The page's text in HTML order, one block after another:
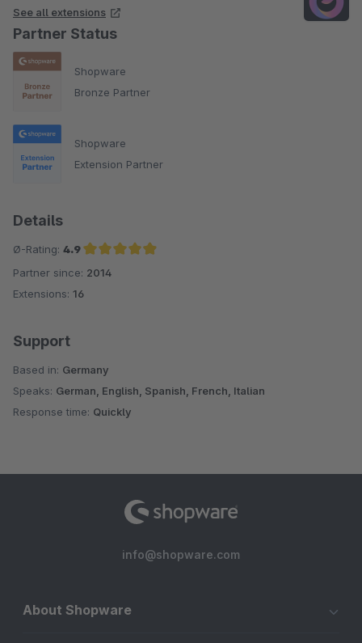
See all extensions
Partner Status
Shopware
Bronze Partner
Shopware
Extension Partner
Details
Ø-Rating: 4.9
Average rating of 4.9 out of 5 stars
Partner since: 2014
Extensions: 16
Support
Based in: Germany
Speaks: German, English, Spanish, French, Italian
Response time: Quickly
info@shopware.com
About Shopware